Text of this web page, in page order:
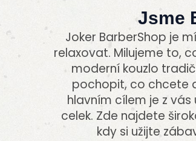
Jsme
Joker BarberShop je
relaxovat. Milujeme to,
moderní kouzlo
pochopit, co chcete
hlavním cílem je z
celek. Zde najdete
kdy si užijte